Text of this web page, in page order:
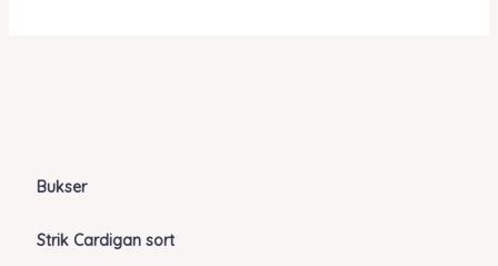
Bukser
Strik Cardigan sort